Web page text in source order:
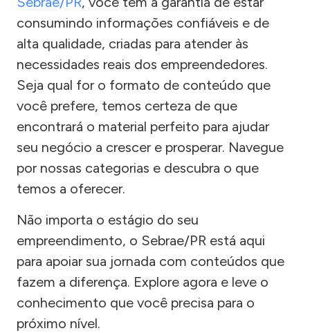
consumindo informações confiáveis e de
alta qualidade, criadas para atender às
necessidades reais dos empreendedores.
Seja qual for o formato de conteúdo que
você prefere, temos certeza de que
encontrará o material perfeito para ajudar
seu negócio a crescer e prosperar. Navegue
por nossas categorias e descubra o que
temos a oferecer.
Não importa o estágio do seu
empreendimento, o Sebrae/PR está aqui
para apoiar sua jornada com conteúdos que
fazem a diferença. Explore agora e leve o
conhecimento que você precisa para o
próximo nível.